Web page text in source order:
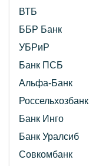
ВТБ
ББР Банк
УБРиР
Банк ПСБ
Альфа-Банк
Россельхозбанк
Банк Инго
Банк Уралсиб
Совкомбанк